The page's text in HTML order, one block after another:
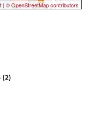
| © OpenStreetMap contributors
(2)